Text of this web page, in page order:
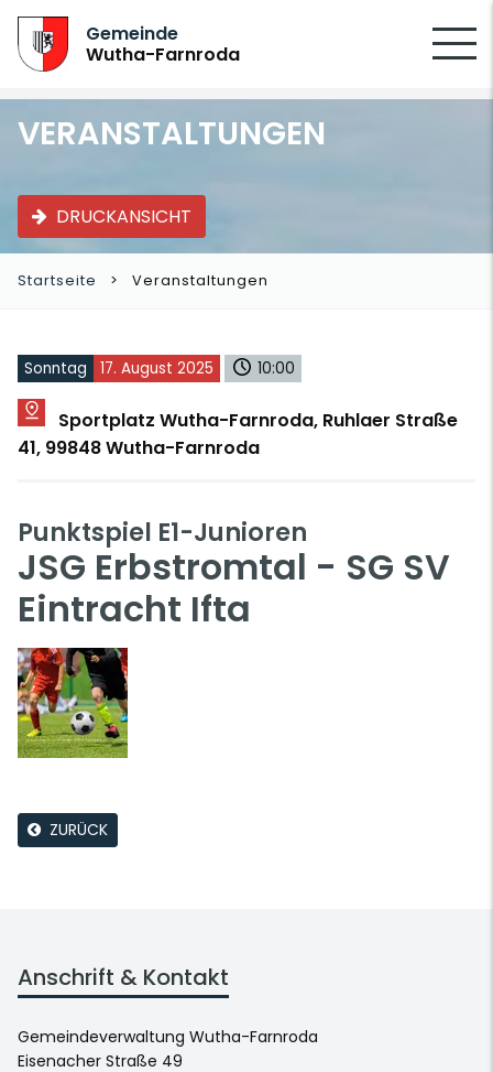
Gemeinde
Wutha-Farnroda
VERANSTALTUNGEN
DRUCKANSICHT
Startseite Veranstaltungen
Sonntag 17. August 2025 10:00
Sportplatz Wutha-Farnroda, Ruhlaer Straße
41, 99848 Wutha-Farnroda
Punktspiel E1-Junioren
JSG Erbstromtal - SG SV
Eintracht Ifta
ZURÜCK
Anschrift & Kontakt
Gemeindeverwaltung Wutha-Farnroda
Eisenacher Straße 49